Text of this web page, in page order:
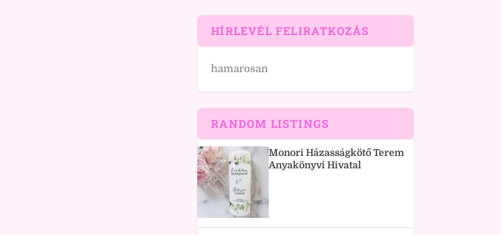
HÍRLEVÉL FELIRATKOZÁS
hamarosan
RANDOM LISTINGS
Monori Házasságkötő Terem
Anyakönyvi Hivatal